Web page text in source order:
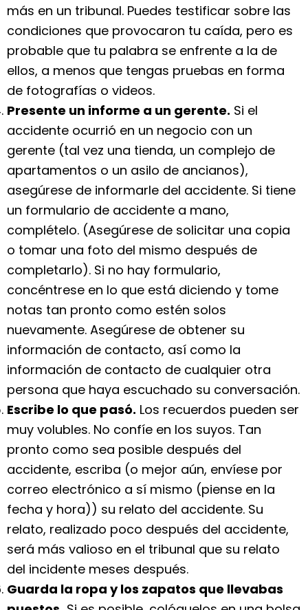
más en un tribunal. Puedes testificar sobre las
condiciones que provocaron tu caída, pero es
probable que tu palabra se enfrente a la de
ellos, a menos que tengas pruebas en forma
de fotografías o videos.
Presente un informe a un gerente. Si el
accidente ocurrió en un negocio con un
gerente (tal vez una tienda, un complejo de
apartamentos o un asilo de ancianos),
asegúrese de informarle del accidente. Si tiene
un formulario de accidente a mano,
complételo. (Asegúrese de solicitar una copia
o tomar una foto del mismo después de
completarlo). Si no hay formulario,
concéntrese en lo que está diciendo y tome
notas tan pronto como estén solos
nuevamente. Asegúrese de obtener su
información de contacto, así como la
información de contacto de cualquier otra
persona que haya escuchado su conversación.
Escribe lo que pasó. Los recuerdos pueden ser
muy volubles. No confíe en los suyos. Tan
pronto como sea posible después del
accidente, escriba (o mejor aún, envíese por
correo electrónico a sí mismo (piense en la
fecha y hora)) su relato del accidente. Su
relato, realizado poco después del accidente,
será más valioso en el tribunal que su relato
del incidente meses después.
Guarda la ropa y los zapatos que llevabas